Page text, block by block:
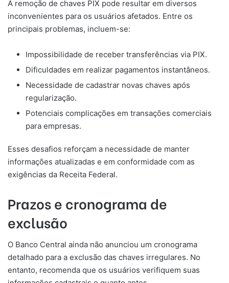
A remoção de chaves PIX pode resultar em diversos
inconvenientes para os usuários afetados. Entre os
principais problemas, incluem-se:
Impossibilidade de receber transferências via PIX.
Dificuldades em realizar pagamentos instantâneos.
Necessidade de cadastrar novas chaves após
regularização.
Potenciais complicações em transações comerciais
para empresas.
Esses desafios reforçam a necessidade de manter
informações atualizadas e em conformidade com as
exigências da Receita Federal.
Prazos e cronograma de
exclusão
O Banco Central ainda não anunciou um cronograma
detalhado para a exclusão das chaves irregulares. No
entanto, recomenda que os usuários verifiquem suas